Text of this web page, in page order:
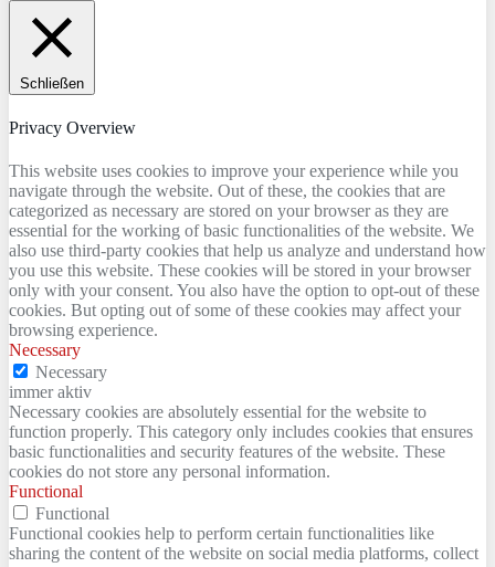
Schließen
Privacy Overview
This website uses cookies to improve your experience while you
navigate through the website. Out of these, the cookies that are
categorized as necessary are stored on your browser as they are
essential for the working of basic functionalities of the website. We
also use third-party cookies that help us analyze and understand how
you use this website. These cookies will be stored in your browser
only with your consent. You also have the option to opt-out of these
cookies. But opting out of some of these cookies may affect your
browsing experience.
Necessary
Necessary
immer aktiv
Necessary cookies are absolutely essential for the website to
function properly. This category only includes cookies that ensures
basic functionalities and security features of the website. These
cookies do not store any personal information.
Functional
Functional
Functional cookies help to perform certain functionalities like
sharing the content of the website on social media platforms, collect